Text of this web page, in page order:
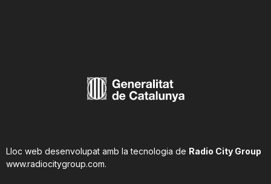
Lloc web desenvolupat amb la tecnologia de Radio City Group
www.radiocitygroup.com.